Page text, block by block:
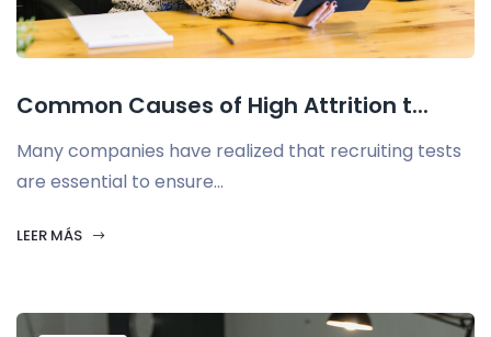
Common Causes of High Attrition t...
Many companies have realized that recruiting tests
are essential to ensure...
LEER MÁS